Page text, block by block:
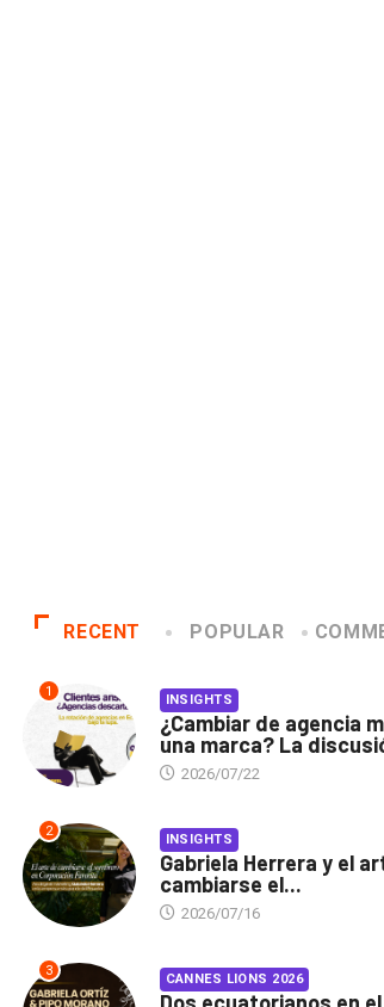
RECENT POPULAR
1 INSIGHTS
¿Cambiar de agencia
una marca? La
2026/07/22
2 INSIGHTS
Gabriela Herrera y el
cambiarse el...
2026/07/16
3 CANNES LIONS 2026
Dos ecuatorianos en el